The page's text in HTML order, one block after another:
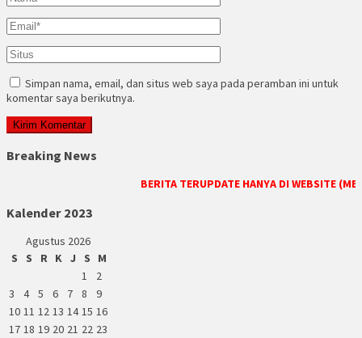
Simpan nama, email, dan situs web saya pada peramban ini untuk
komentar saya berikutnya.
Breaking News
BERITA TERUPDATE HANYA DI WEBSITE
Kalender 2023
Agustus 2026
S
S R K J S
M
1
2
3
4 5 6 7 8
9
10 11 12 13 14 15 16
17 18 19 20 21 22 23